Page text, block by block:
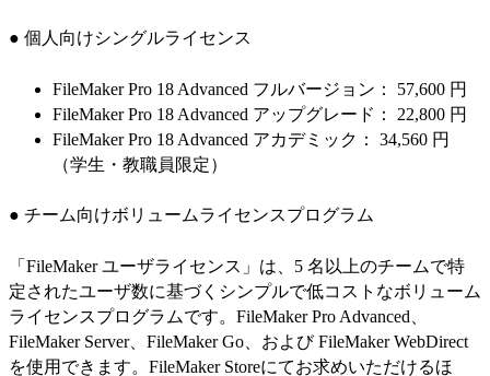
● 個人向けシングルライセンス
FileMaker Pro 18 Advanced フルバージョン： 57,600 円
FileMaker Pro 18 Advanced アップグレード： 22,800 円
FileMaker Pro 18 Advanced アカデミック： 34,560 円
（学生・教職員限定）
● チーム向けボリュームライセンスプログラム
「FileMaker ユーザライセンス」は、5 名以上のチームで特
定されたユーザ数に基づくシンプルで低コストなボリューム
ライセンスプログラムです。FileMaker Pro Advanced、
FileMaker Server、FileMaker Go、および FileMaker WebDirect
を使用できます。FileMaker Storeにてお求めいただけるほ